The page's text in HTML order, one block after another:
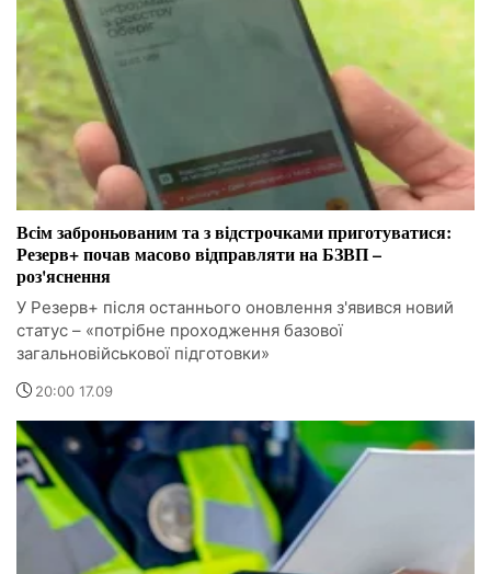
Всім заброньованим та з відстрочками приготуватися:
Резерв+ почав масово відправляти на БЗВП –
роз'яснення
У Резерв+ після останнього оновлення з'явився новий
статус – «потрібне проходження базової
загальновійськової підготовки»
20:00 17.09